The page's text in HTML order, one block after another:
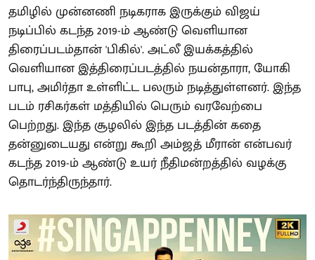
தமிழில் முன்னணி நடிகராக இருக்கும் விஜய்
நடிப்பில் கடந்த 2019-ம் ஆண்டு வெளியான
திரைப்படம்தான் 'பிகில்'. அட்லீ இயக்கத்தில்
வெளியான இத்திரைப்படத்தில் நயன்தாரா, யோகி
பாபு, அமிர்தா உள்ளிட்ட பலரும் நடித்துள்ளனர். இந்த
படம் ரசிகர்கள் மத்தியில் பெரும் வரவேற்பை
பெற்றது. இந்த சூழலில் இந்த படத்தின் கதை
தன்னுடையது என்று கூறி அம்ஜத் மீரான் என்பவர்
கடந்த 2019-ம் ஆண்டு உயர் நீதிமன்றத்தில் வழக்கு
தொடர்ந்திருந்தார்.